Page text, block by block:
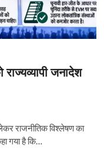
जनादेश
राजनीतिक विश्लेषण का
गया है कि…